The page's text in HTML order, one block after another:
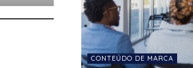
CONTEÚDO DE MARCA